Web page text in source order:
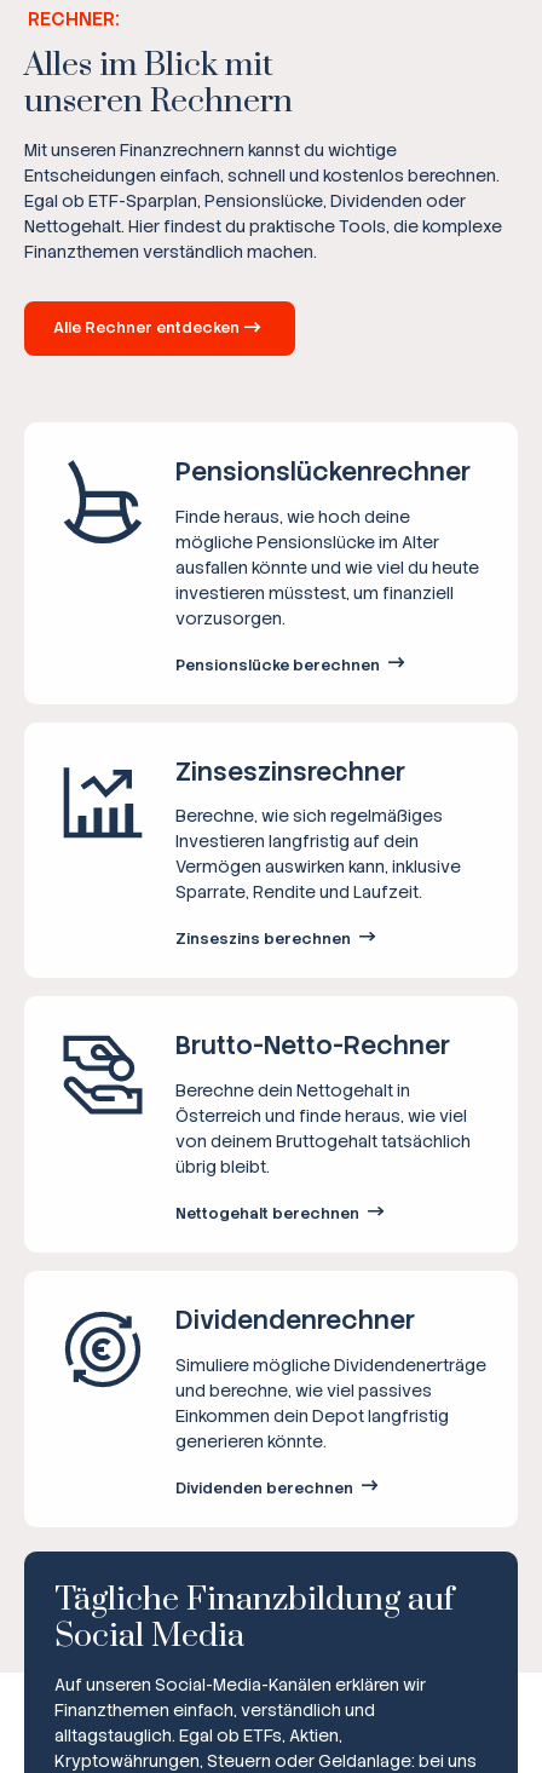
RECHNER:
Alles im Blick mit
unseren Rechnern
Mit unseren Finanzrechnern kannst du wichtige
Entscheidungen einfach, schnell und kostenlos berechnen.
Egal ob ETF-Sparplan, Pensionslücke, Dividenden oder
Nettogehalt. Hier findest du praktische Tools, die komplexe
Finanzthemen verständlich machen.
Alle Rechner entdecken
Pensions­lücken­rechner
Finde heraus, wie hoch deine
mögliche Pensionslücke im Alter
ausfallen könnte und wie viel du heute
investieren müsstest, um finanziell
vorzusorgen.
Pensionslücke berechnen
Zinseszins­rechner
Berechne, wie sich regelmäßiges
Investieren langfristig auf dein
Vermögen auswirken kann, inklusive
Sparrate, Rendite und Laufzeit.
Zinseszins berechnen
Brutto-Netto-­Rechner
Berechne dein Nettogehalt in
Österreich und finde heraus, wie viel
von deinem Bruttogehalt tatsächlich
übrig bleibt.
Nettogehalt berechnen
Dividenden­rechner
Simuliere mögliche Dividendenerträge
und berechne, wie viel passives
Einkommen dein Depot langfristig
generieren könnte.
Dividenden berechnen
Tägliche Finanzbildung auf
Social Media
Auf unseren Social-Media-Kanälen erklären wir
Finanzthemen einfach, verständlich und
alltagstauglich. Egal ob ETFs, Aktien,
Kryptowährungen, Steuern oder Geldanlage: bei uns